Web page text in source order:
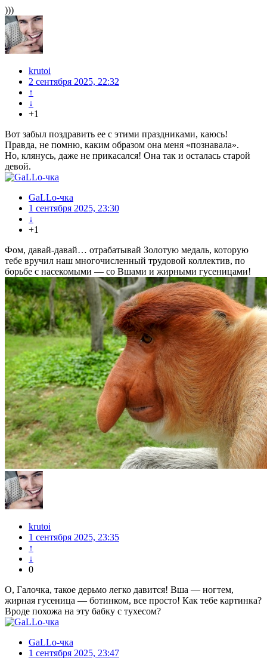
)))
krutoi
2 сентября 2025, 22:32
↑
↓
+1
Вот забыл поздравить ее с этими праздниками, каюсь!
Правда, не помню, каким образом она меня «познавала».
Но, клянусь, даже не прикасался! Она так и осталась старой
девой.
GaLLo-чка
1 сентября 2025, 23:30
↓
+1
Фом, давай-давай… отрабатывай Золотую медаль, которую
тебе вручил наш многочисленный трудовой коллектив, по
борьбе с насекомыми — со Вшами и жирными гусеницами!
krutoi
1 сентября 2025, 23:35
↑
↓
0
О, Галочка, такое дерьмо легко давится! Вша — ногтем,
жирная гусеница — ботинком, все просто! Как тебе картинка?
Вроде похожа на эту бабку с тухесом?
GaLLo-чка
1 сентября 2025, 23:47